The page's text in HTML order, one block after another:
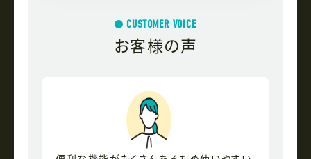
CUSTOMER VOICE
お客様の声